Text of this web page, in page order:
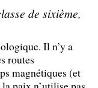
de sixième,
Il n’y a
routes
magnétiques (et